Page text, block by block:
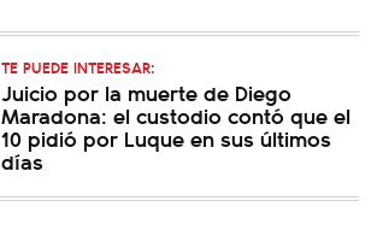
TE PUEDE INTERESAR:
Juicio por la muerte de Diego
Maradona: el custodio contó que el
10 pidió por Luque en sus últimos
días